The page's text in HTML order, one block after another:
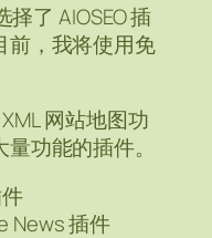
了 AIOSEO 插
前，我将使用免
网站地图功
功能的插件。
News 插件